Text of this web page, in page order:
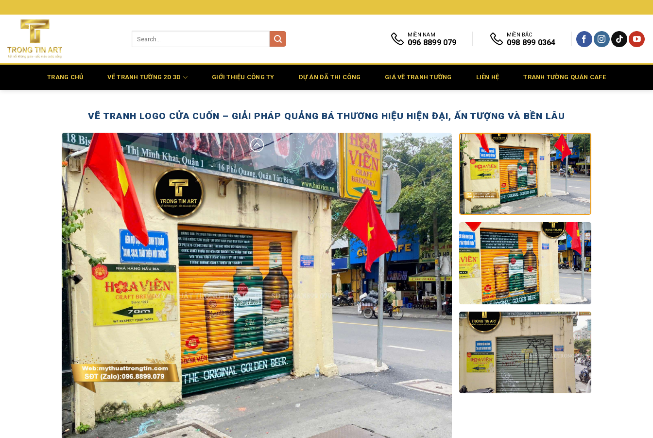
qua
MIỀN NAM
096 8899 079
MIỀN BẮC
098 899 0364
TRANG CHỦ VẼ TRANH TƯỜNG 2D 3D GIỚI THIỆU CÔNG TY DỰ ÁN ĐÃ THI CÔNG GIÁ VẼ TRANH TƯỜNG LIÊN HỆ TRANH TƯỜNG QUÁN CAFE
VẼ TRANH LOGO CỬA CUỐN – GIẢI PHÁP QUẢNG BÁ THƯƠNG HIỆU HIỆN ĐẠI, ẤN TƯỢNG VÀ BỀN LÂU